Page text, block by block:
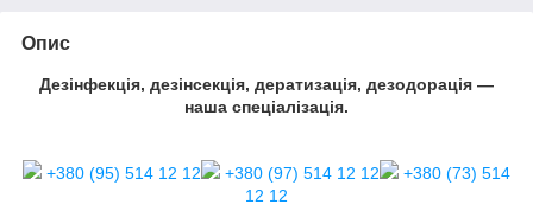
Опис
Дезінфекція, дезінсекція, дератизація, дезодорація —
наша спеціалізація.
+380 (95) 514 12 12 +380 (97) 514 12 12
+380 (73) 514
12 12